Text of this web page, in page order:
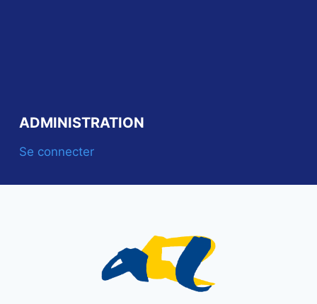
ADMINISTRATION
Se connecter